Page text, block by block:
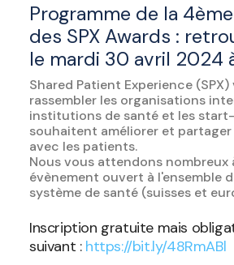
Programme de la
des SPX Awards :
le mardi 30 avril 2024
Shared Patient Experience (SPX)
rassembler les organisations
institutions de santé et les
souhaitent améliorer et
avec les patients.
Nous vous attendons nombreux
évènement ouvert à l'ensemble
système de santé (suisses et
Inscription gratuite mais
suivant : https://bit.ly/48RmABl